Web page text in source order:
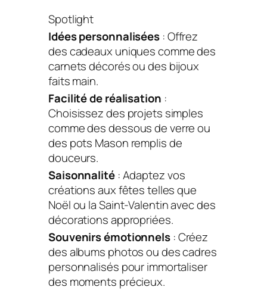
Spotlight
Idées personnalisées : Offrez
des cadeaux uniques comme des
carnets décorés ou des bijoux
faits main.
Facilité de réalisation :
Choisissez des projets simples
comme des dessous de verre ou
des pots Mason remplis de
douceurs.
Saisonnalité: Adaptez vos
créations aux fêtes telles que
Noël ou la Saint-Valentin avec des
décorations appropriées.
Souvenirs émotionnels: Créez
des albums photos ou des cadres
personnalisés pour immortaliser
des moments précieux.